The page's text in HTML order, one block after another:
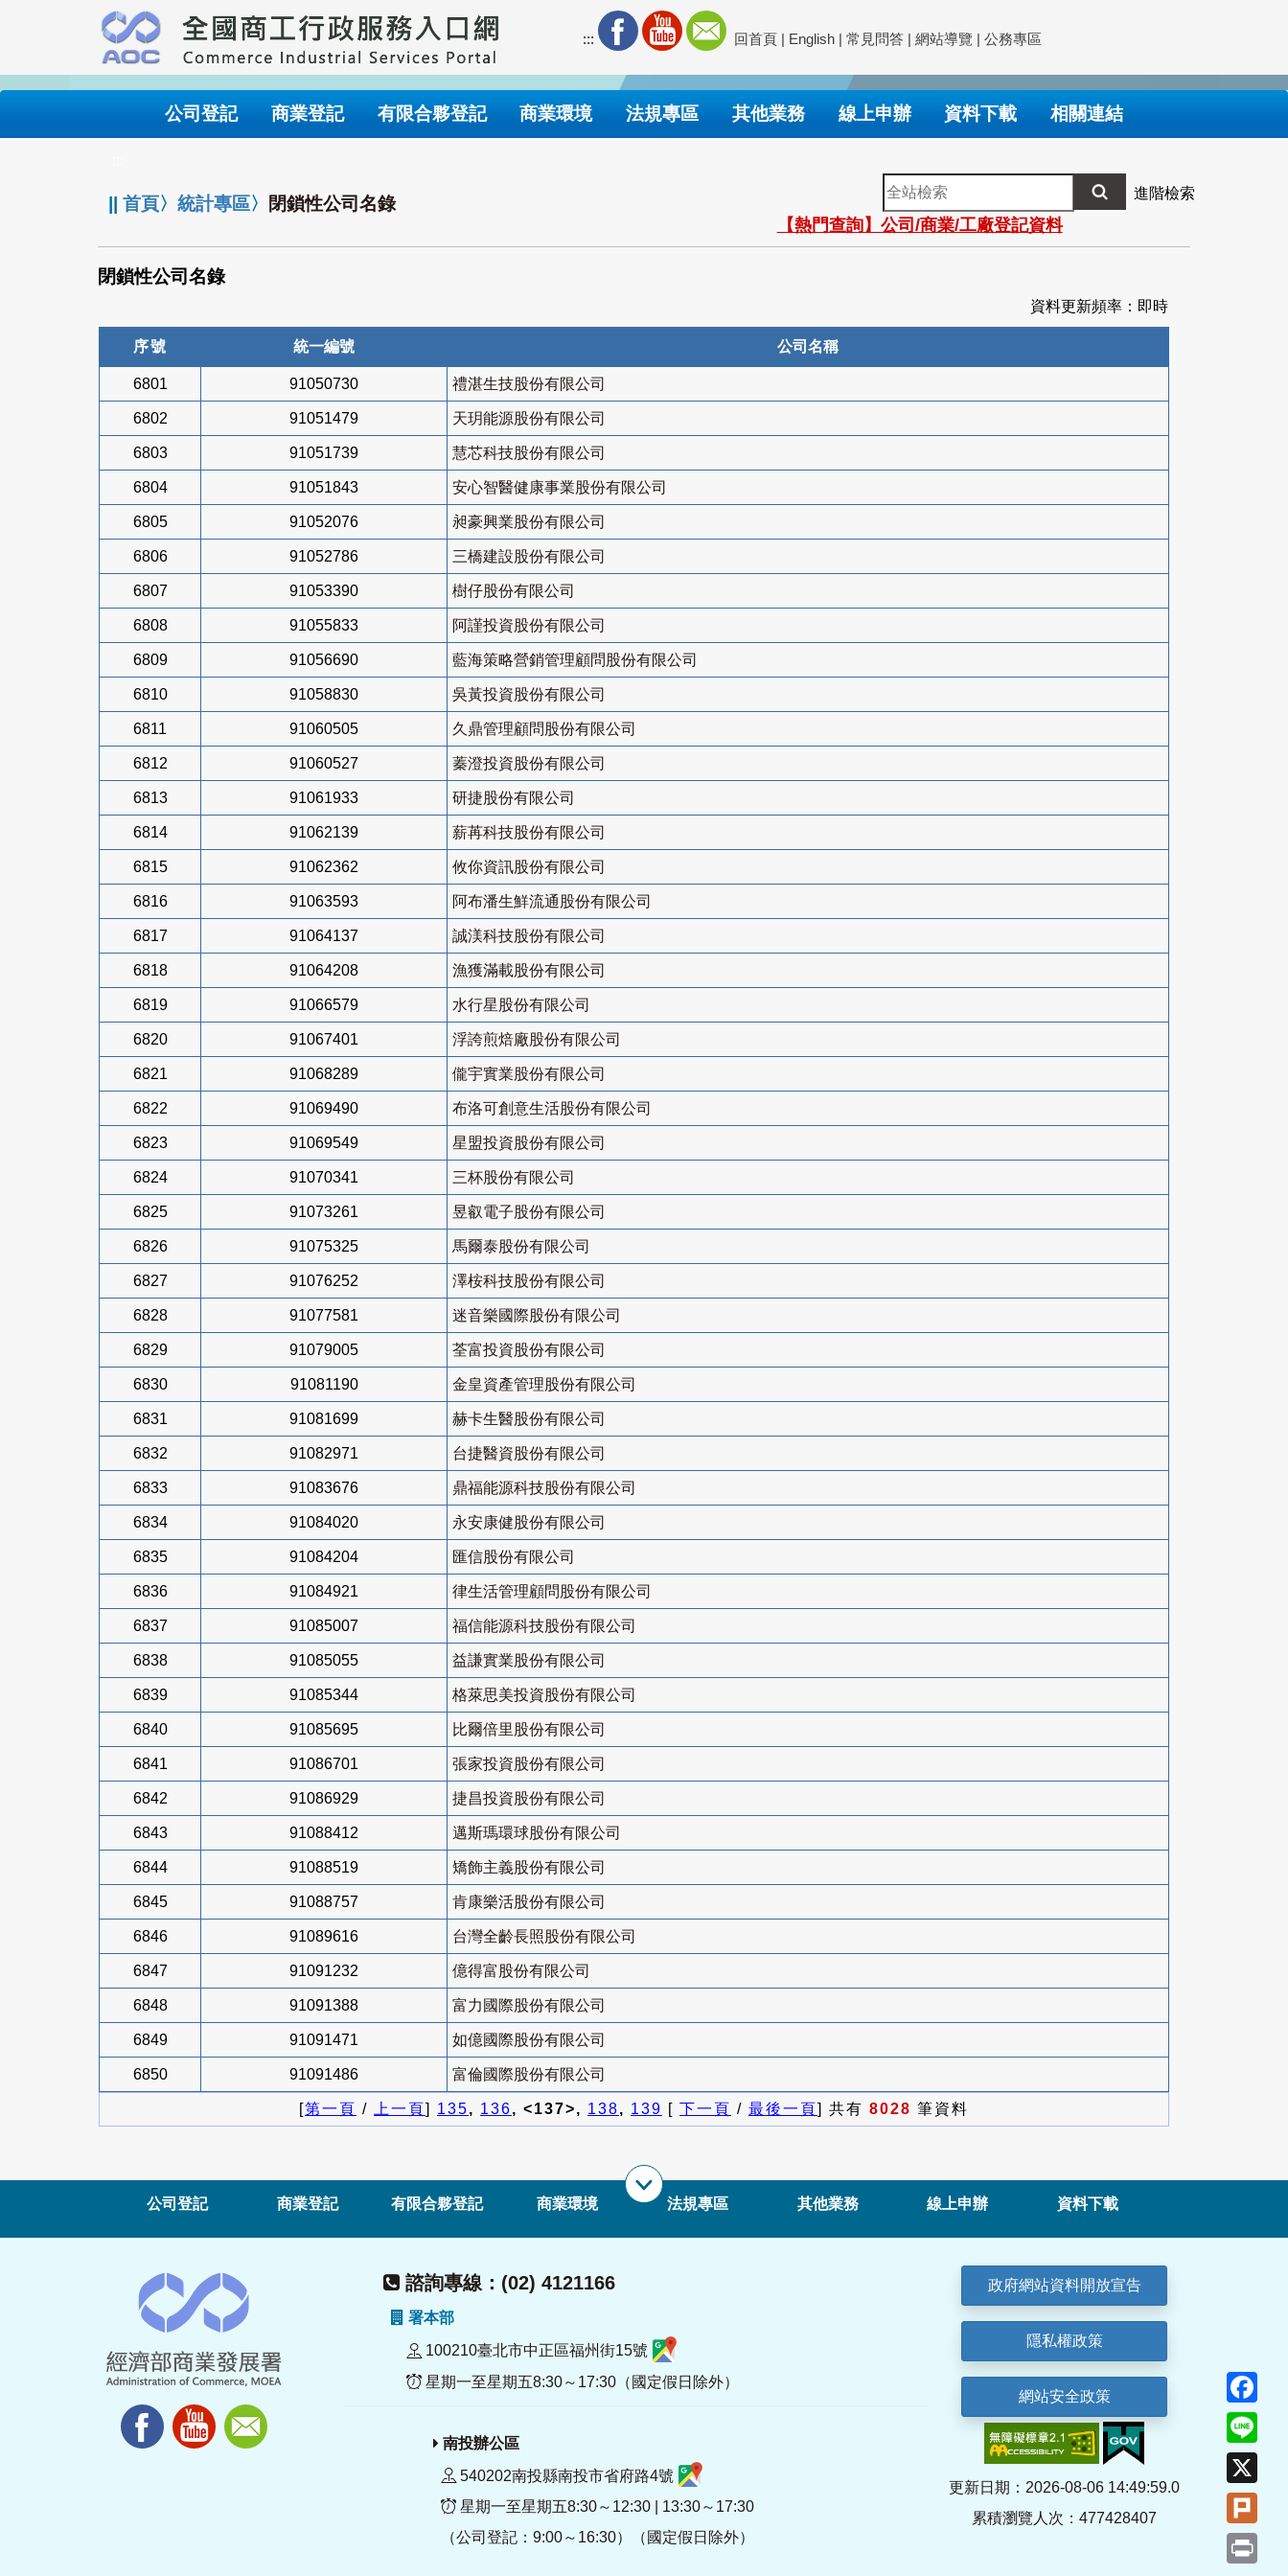
要
內
::: 回首頁 | English | 常見問答 | 網站導覽 | 公務專區
公司登記 商業登記 有限合夥登記 商業環境 法規專區 其他業務 線上申辦 資料下載 相關連結
||首頁〉統計專區〉 閉鎖性公司名錄
全
站
檢
索
進階檢索
【熱門查詢】公司/商業/工廠登記資料
閉鎖性公司名錄
資料更新頻率：即時
序號 統一編號 公司名稱
6801 91050730 禮湛生技股份有限公司
6802 91051479 天玥能源股份有限公司
6803 91051739 慧芯科技股份有限公司
6804 91051843 安心智醫健康事業股份有限公司
6805 91052076 昶豪興業股份有限公司
6806 91052786 三橋建設股份有限公司
6807 91053390 樹仔股份有限公司
6808 91055833 阿謹投資股份有限公司
6809 91056690 藍海策略營銷管理顧問股份有限公司
6810 91058830 吳黃投資股份有限公司
6811 91060505 久鼎管理顧問股份有限公司
6812 91060527 蓁澄投資股份有限公司
6813 91061933 研捷股份有限公司
6814 91062139 薪苒科技股份有限公司
6815 91062362 攸你資訊股份有限公司
6816 91063593 阿布潘生鮮流通股份有限公司
6817 91064137 誠渼科技股份有限公司
6818 91064208 漁獲滿載股份有限公司
6819 91066579 水行星股份有限公司
6820 91067401 浮誇煎焙廠股份有限公司
6821 91068289 儱宇實業股份有限公司
6822 91069490 布洛可創意生活股份有限公司
6823 91069549 星盟投資股份有限公司
6824 91070341 三杯股份有限公司
6825 91073261 昱叡電子股份有限公司
6826 91075325 馬爾泰股份有限公司
6827 91076252 澤桉科技股份有限公司
6828 91077581 迷音樂國際股份有限公司
6829 91079005 荃富投資股份有限公司
6830 91081190 金皇資產管理股份有限公司
6831 91081699 赫卡生醫股份有限公司
6832 91082971 台捷醫資股份有限公司
6833 91083676 鼎福能源科技股份有限公司
6834 91084020 永安康健股份有限公司
6835 91084204 匯信股份有限公司
6836 91084921 律生活管理顧問股份有限公司
6837 91085007 福信能源科技股份有限公司
6838 91085055 益謙實業股份有限公司
6839 91085344 格萊思美投資股份有限公司
6840 91085695 比爾倍里股份有限公司
6841 91086701 張家投資股份有限公司
6842 91086929 捷昌投資股份有限公司
6843 91088412 邁斯瑪環球股份有限公司
6844 91088519 矯飾主義股份有限公司
6845 91088757 肯康樂活股份有限公司
6846 91089616 台灣全齡長照股份有限公司
6847 91091232 億得富股份有限公司
6848 91091388 富力國際股份有限公司
6849 91091471 如億國際股份有限公司
6850 91091486 富倫國際股份有限公司
[第一頁 / 上一頁] 135, 136, <137>, 138, 139 [ 下一頁 / 最後一頁] 共有 8028 筆資料
公司登記 商業登記 有限合夥登記 商業環境 法規專區 其他業務 線上申辦 資料下載
諮詢專線：(02) 4121166
署本部
100210臺北市中正區福州街15號
星期一至星期五8:30～17:30（國定假日除外）
南投辦公區
540202南投縣南投市省府路4號
星期一至星期五8:30～12:30 | 13:30～17:30
（公司登記：9:00～16:30）（國定假日除外）
政府網站資料開放宣告
隱私權政策
網站安全政策
更新日期：2026-08-06 14:49:59.0
累積瀏覽人次：477428407